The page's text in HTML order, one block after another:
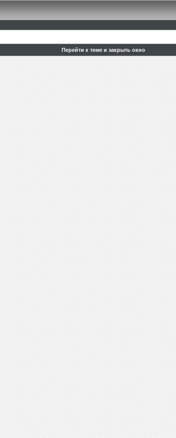
Перейти к теме и закрыть окно